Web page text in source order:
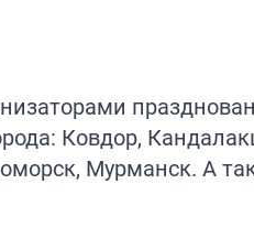
Ковдор,
Мурманск. А